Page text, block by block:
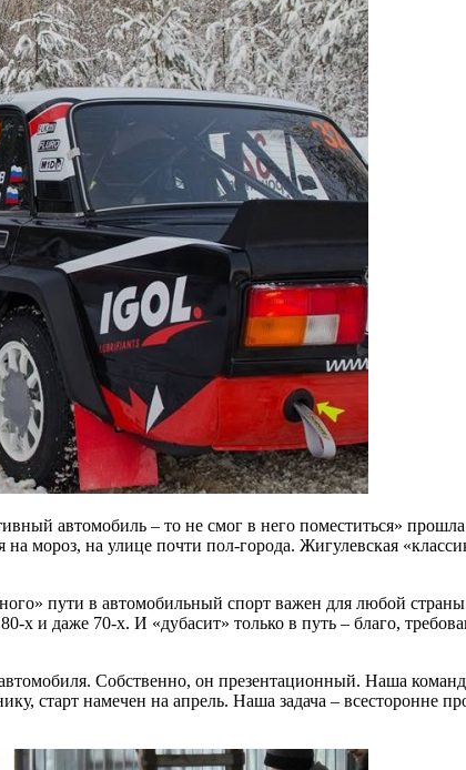
автомобиль – то не смог в него поместиться»
мороз, на улице почти пол-города. Жигулевская
пути в автомобильный спорт важен для любой
х и даже 70-х. И «дубасит» только в путь – благо,
Собственно, он презентационный. Наша
старт намечен на апрель. Наша задача – всесторонне